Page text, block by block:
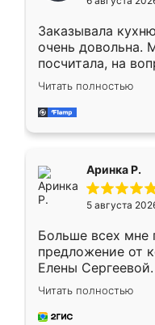
мебели буду
Заказывала
очень довольна.
посчитала, на
Замерщик
делу со всей
за день, ребята
Читать полностью
Аринка Р.
5 августа
Больше всех мне
предложение от
Елены
короткие сроки
для замера
предложил по
Читать полностью